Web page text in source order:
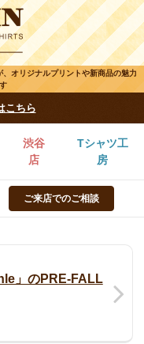
オリジナルプリントや新商品の魅力
こちら
渋谷
店
Tシャツ工
房
ご来店でのご相談
」のPRE-FALL